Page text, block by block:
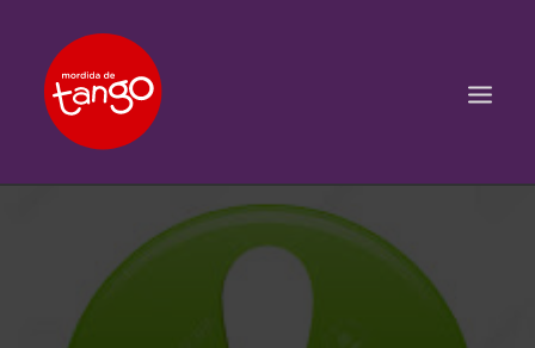
BALS ET PRATIQUES